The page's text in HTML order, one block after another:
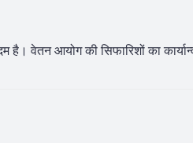
है। वेतन आयोग की सिफारिशों का